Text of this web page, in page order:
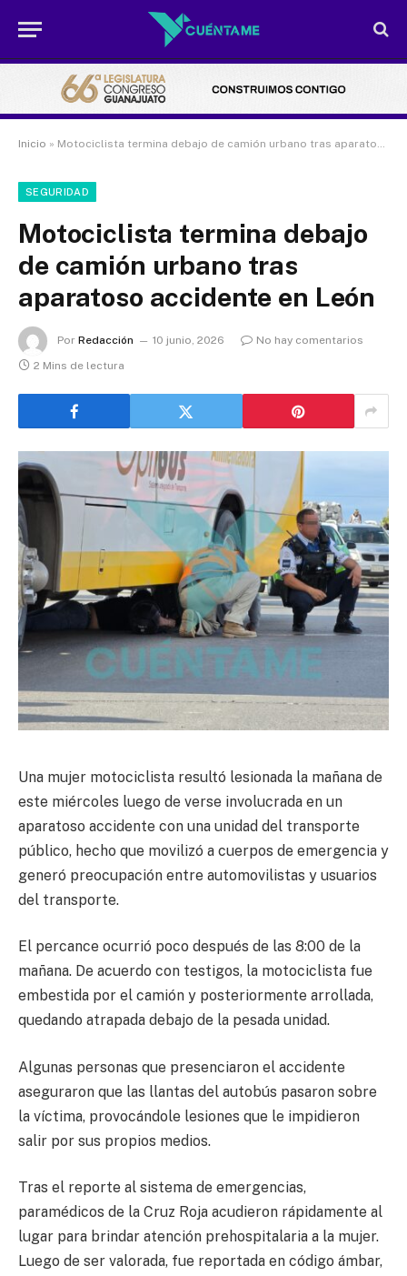
Inicio » Motociclista termina debajo de camión urbano tras aparatoso accidente en León
SEGURIDAD
Motociclista termina debajo
de camión urbano tras
aparatoso accidente en León
Por Redacción 10 junio, 2026
No hay comentarios
2 Mins de lectura
Una mujer motociclista resultó lesionada la mañana de
este miércoles luego de verse involucrada en un
aparatoso accidente con una unidad del transporte
público, hecho que movilizó a cuerpos de emergencia y
generó preocupación entre automovilistas y usuarios
del transporte.
El percance ocurrió poco después de las 8:00 de la
mañana. De acuerdo con testigos, la motociclista fue
embestida por el camión y posteriormente arrollada,
quedando atrapada debajo de la pesada unidad.
Algunas personas que presenciaron el accidente
aseguraron que las llantas del autobús pasaron sobre
la víctima, provocándole lesiones que le impidieron
salir por sus propios medios.
Tras el reporte al sistema de emergencias,
paramédicos de la Cruz Roja acudieron rápidamente al
lugar para brindar atención prehospitalaria a la mujer.
Luego de ser valorada, fue reportada en código ámbar,